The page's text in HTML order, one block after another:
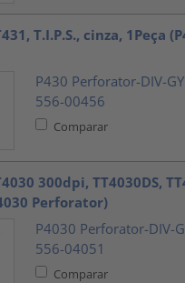
T.I.P.S., cinza, 1Peça
P430 Perforator-DIV-GY
556-00456
Comparar
300dpi, TT4030DS,
Perforator)
P4030 Perforator-DIV-
556-04051
Comparar